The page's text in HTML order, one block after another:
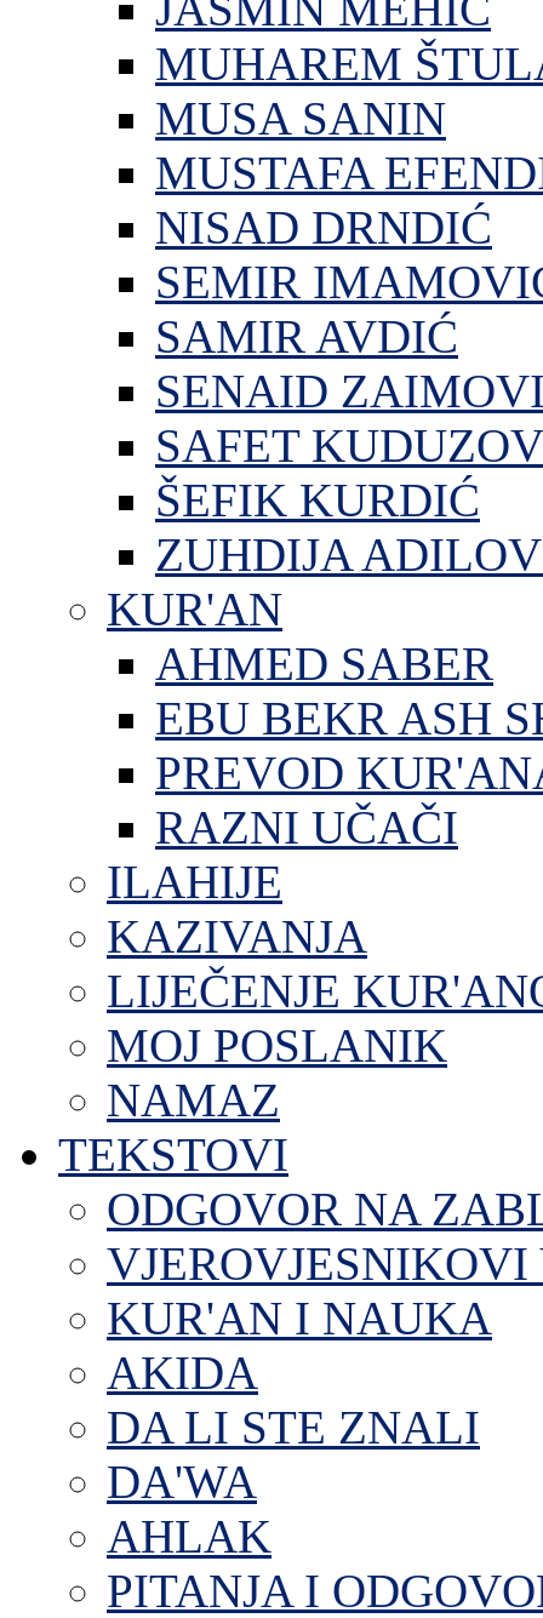
MUHAREM
MUSA SANIN
MUSTAFA
NISAD DRNDIĆ
SEMIR
SAMIR AVDIĆ
SENAID
SAFET
ŠEFIK KURDIĆ
ZUHDIJA
KUR'AN
AHMED SABER
EBU BEKR ASH
PREVOD
RAZNI UČAČI
ILAHIJE
KAZIVANJA
LIJEČENJE
MOJ POSLANIK
NAMAZ
TEKSTOVI
ODGOVOR NA
VJEROVJESNIKOVI
KUR'AN I NAUKA
AKIDA
DA LI STE ZNALI
DA'WA
AHLAK
PITANJA I